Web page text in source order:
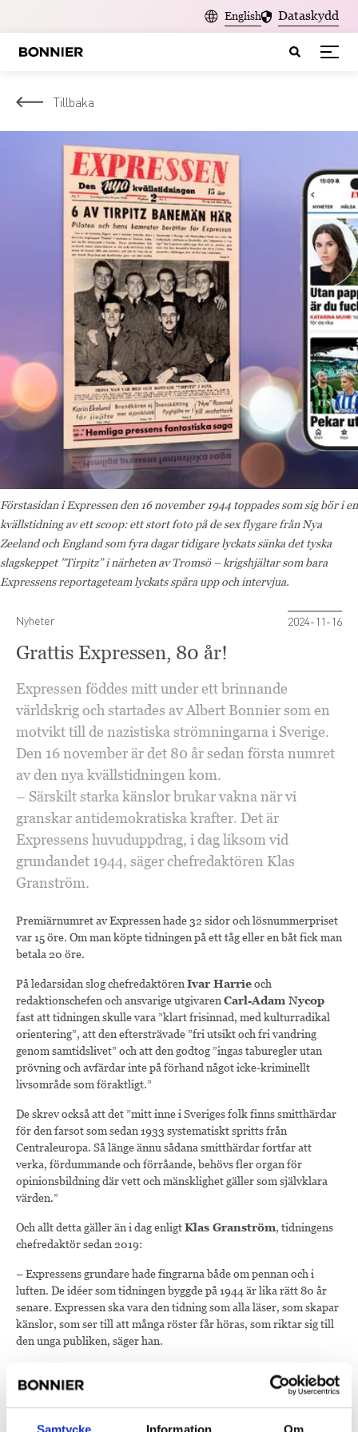
Samtycke Information Om
English Dataskydd
Tillbaka
Förstasidan i Expressen den 16 november 1944 toppades som sig bör i en
kvällstidning av ett scoop: ett stort foto på de sex flygare från Nya
Zeeland och England som fyra dagar tidigare lyckats sänka det tyska
slagskeppet ”Tirpitz” i närheten av Tromsö – krigshjältar som bara
Expressens reportageteam lyckats spåra upp och intervjua.
Nyheter 2024-11-16
Grattis Expressen, 80 år!
Expressen föddes mitt under ett brinnande
världskrig och startades av Albert Bonnier som en
motvikt till de nazistiska strömningarna i Sverige.
Den 16 november är det 80 år sedan första numret
av den nya kvällstidningen kom.
– Särskilt starka känslor brukar vakna när vi
granskar antidemokratiska krafter. Det är
Expressens huvuduppdrag, i dag liksom vid
grundandet 1944, säger chefredaktören Klas
Granström.
Premiärnumret av Expressen hade 32 sidor och lösnummerpriset
var 15 öre. Om man köpte tidningen på ett tåg eller en båt fick man
betala 20 öre.
På ledarsidan slog chefredaktören Ivar Harrieoch
redaktionschefen och ansvarige utgivaren Carl-Adam Nycop
fast att tidningen skulle vara ”klart frisinnad, med kulturradikal
orientering”, att den eftersträvade ”fri utsikt och fri vandring
genom samtidslivet” och att den godtog ”ingas taburegler utan
prövning och avfärdar inte på förhand något icke-kriminellt
livsområde som föraktligt.”
De skrev också att det ”mitt inne i Sveriges folk finns smitthärdar
för den farsot som sedan 1933 systematiskt spritts från
Centraleuropa. Så länge ännu sådana smitthärdar fortfar att
verka, fördummande och förråande, behövs fler organ för
opinionsbildning där vett och mänsklighet gäller som självklara
värden.”
Och allt detta gäller än i dag enligtKlas Granström, tidningens
chefredaktör sedan 2019:
– Expressens grundare hade fingrarna både om pennan och i
luften. De idéer som tidningen byggde på 1944 är lika rätt 80 år
senare. Expressen ska vara den tidning som alla läser, som skapar
känslor, som ser till att många röster får höras, som riktar sig till
den unga publiken, säger han.
bör i en kvällstidning av ett scoop: ett stort foto på de sex flygare